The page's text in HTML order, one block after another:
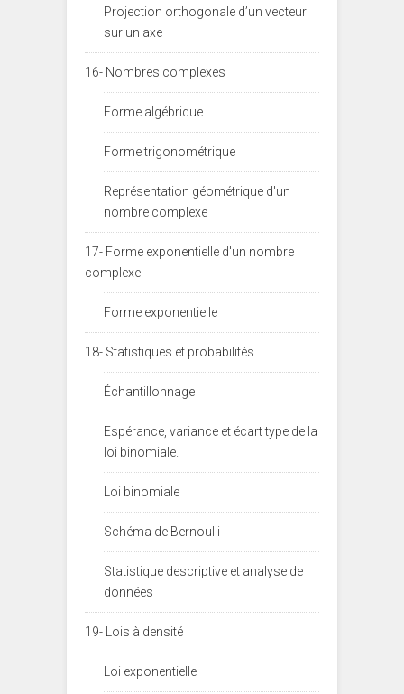
Projection orthogonale d’un vecteur
sur un axe
16- Nombres complexes
Forme algébrique
Forme trigonométrique
Représentation géométrique d'un
nombre complexe
17- Forme exponentielle d'un nombre
complexe
Forme exponentielle
18- Statistiques et probabilités
Échantillonnage
Espérance, variance et écart type de la
loi binomiale.
Loi binomiale
Schéma de Bernoulli
Statistique descriptive et analyse de
données
19- Lois à densité
Loi exponentielle